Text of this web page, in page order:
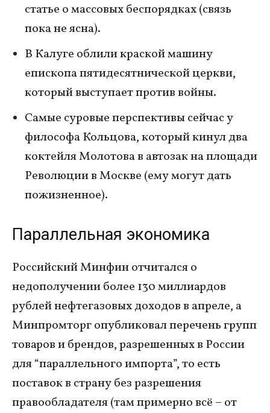
статье о массовых беспорядках (связь
пока не ясна).
В Калуге облили краской машину
епископа пятидесятнической церкви,
который выступает против войны.
Самые суровые перспективы сейчас у
философа Кольцова, который кинул два
коктейля Молотова в автозак на площади
Революции в Москве (ему могут дать
пожизненное).
Параллельная экономика
Российский Минфин отчитался о
недополучении более 130 миллиардов
рублей нефтегазовых доходов в апреле, а
Минпромторг опубликовал перечень групп
товаров и брендов, разрешенных в России
для “параллельного импорта”, то есть
поставок в страну без разрешения
правообладателя (там примерно всё – от